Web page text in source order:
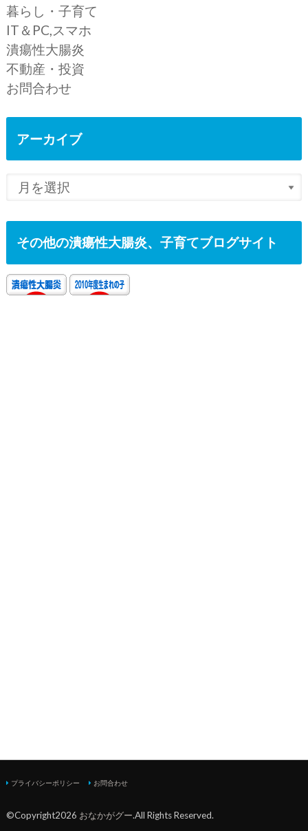
暮らし・子育て
IT＆PC,スマホ
潰瘍性大腸炎
不動産・投資
お問合わせ
アーカイブ
その他の潰瘍性大腸炎、子育てブログサイト
プライバシーポリシー お問合わせ
©Copyright2026 おなかがグー.All Rights Reserved.